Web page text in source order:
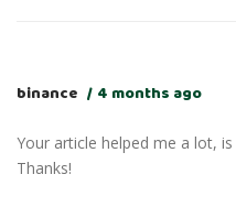
binance 4 months ago
Your article helped me a lot,
Thanks!